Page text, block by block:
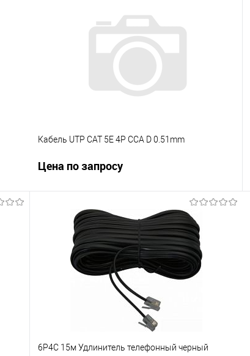
Купить в 1 клик
К сравнению
В наличии
Кабель UTP CAT 5E 4P CCA D 0.51mm
Цена по запросу
Запросить цену
Купить в 1 клик
К сравнению
В избранное
Под заказ
6P4C 15м Удлинитель телефонный черный